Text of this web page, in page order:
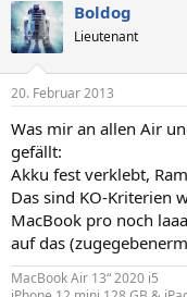
Boldog
Lieutenant
20. Februar 2013
Was mir an allen Air
gefällt:
Akku fest verklebt,
Das sind KO-Kriterien
MacBook pro noch
auf das
MacBook Air 13“ 2020 i5